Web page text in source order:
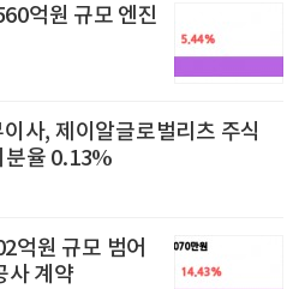
억원 규모 엔진
사, 제이알글로벌리츠 주식
주 ↑…지분율 0.13%
억원 규모 범어
사 계약